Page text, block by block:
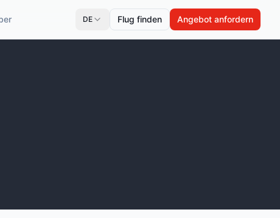
DE Flug finden Angebot anfordern